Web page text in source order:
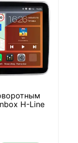
H-Line